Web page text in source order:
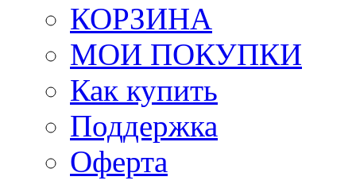
КОРЗИНА
МОИ ПОКУПКИ
Как купить
Поддержка
Оферта